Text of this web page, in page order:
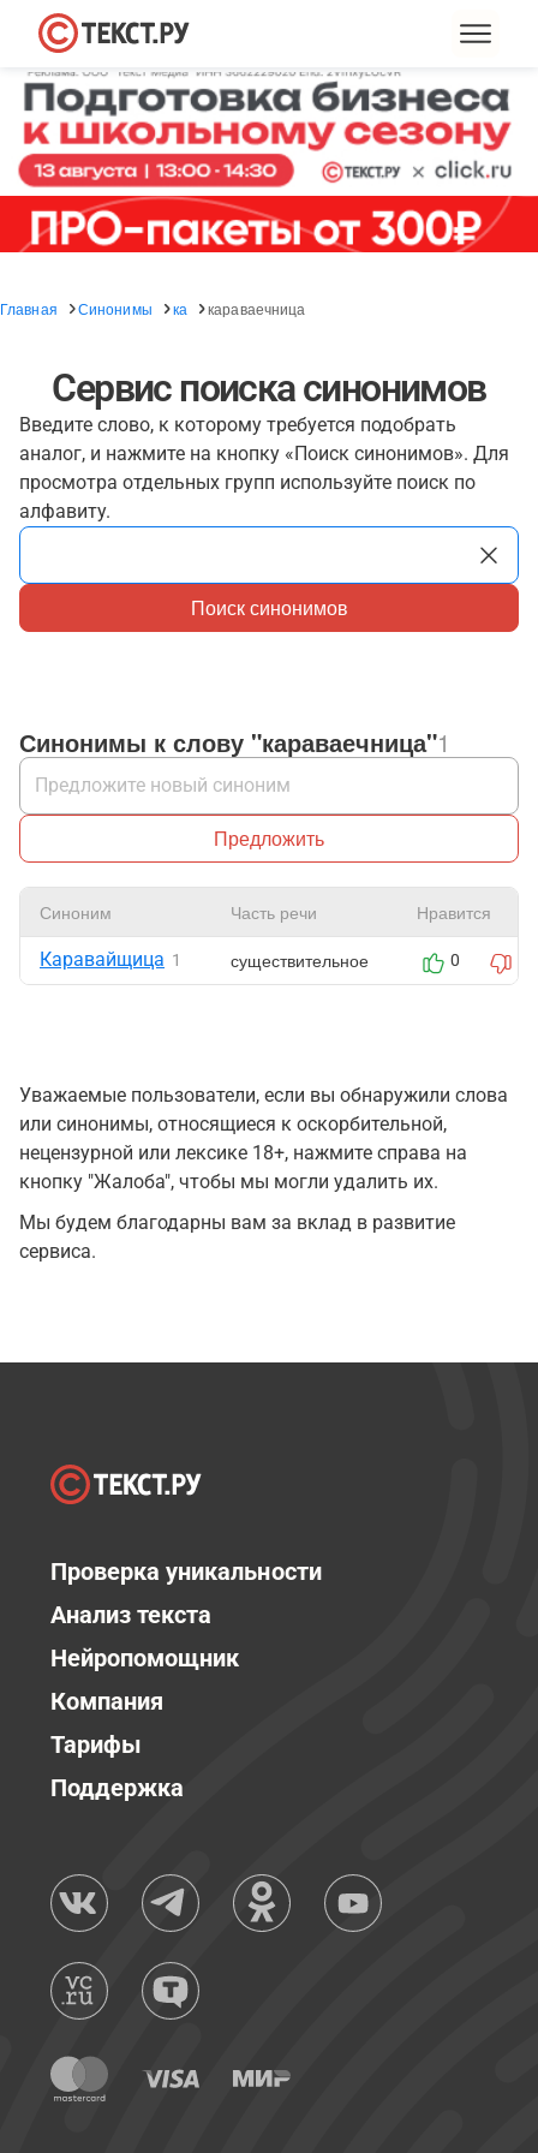
Главная Синонимы ка караваечница
Сервис поиска синонимов
Введите слово, к которому требуется подобрать
аналог, и нажмите на кнопку «Поиск синонимов». Для
просмотра отдельных групп используйте поиск по
алфавиту.
Поиск синонимов
Синонимы к слову "караваечница"1
Предложить
Синоним Часть речи Нравится
Каравайщица 1 существительное 0
Уважаемые пользователи, если вы обнаружили слова
или синонимы, относящиеся к оскорбительной,
нецензурной или лексике 18+, нажмите справа на
кнопку "Жалоба", чтобы мы могли удалить их.
Мы будем благодарны вам за вклад в развитие
сервиса.
Проверка уникальности
Анализ текста
Нейропомощник
Компания
Тарифы
Поддержка